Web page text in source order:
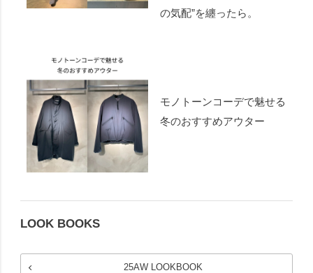
の気配”を纏ったら。
モノトーンコーデで魅せる
冬のおすすめアウター
LOOK BOOKS
25AW LOOKBOOK